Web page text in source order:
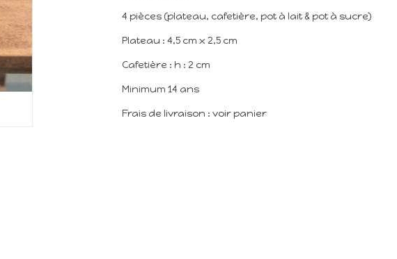
4 pièces (plateau, cafetière, pot à lait & pot à sucre)
Plateau : 4,5 cm x 2,5 cm
Cafetière : h : 2 cm
Minimum 14 ans
Frais de livraison : voir panier